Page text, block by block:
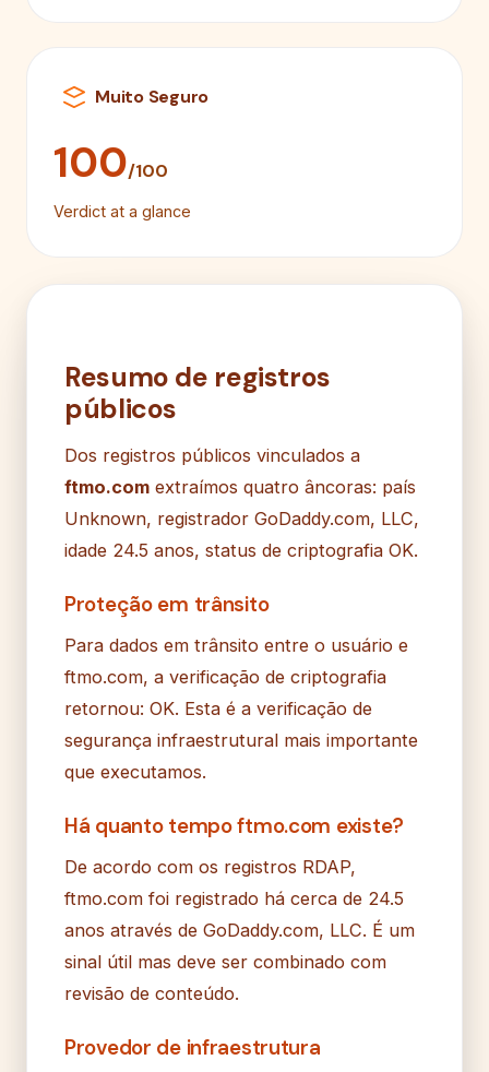
Muito Seguro
100/100
Verdict at a glance
Resumo de registros
públicos
Dos registros públicos vinculados a
ftmo.com extraímos quatro âncoras: país
Unknown, registrador GoDaddy.com, LLC,
idade 24.5 anos, status de criptografia OK.
Proteção em trânsito
Para dados em trânsito entre o usuário e
ftmo.com, a verificação de criptografia
retornou: OK. Esta é a verificação de
segurança infraestrutural mais importante
que executamos.
Há quanto tempo ftmo.com existe?
De acordo com os registros RDAP,
ftmo.com foi registrado há cerca de 24.5
anos através de GoDaddy.com, LLC. É um
sinal útil mas deve ser combinado com
revisão de conteúdo.
Provedor de infraestrutura